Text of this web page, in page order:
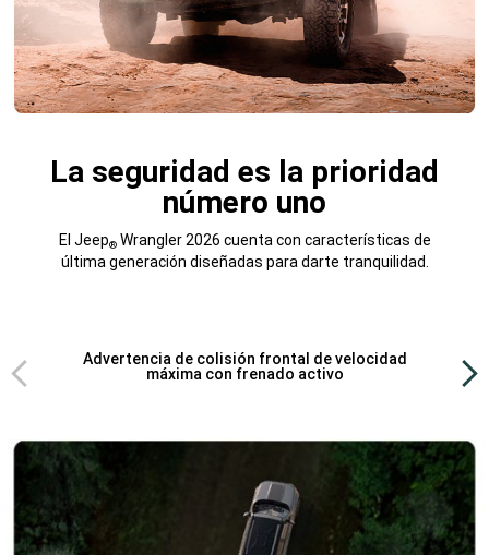
La seguridad es la prioridad
número uno
El Jeep®Wrangler 2026 cuenta con características de
última generación diseñadas para darte tranquilidad.
Vista
anterior
Advertencia de colisión frontal de velocidad
máxima con frenado activo